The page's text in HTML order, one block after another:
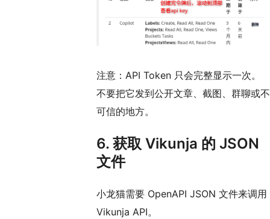
注意：API Token 只会完整显示一次。
不要把它发到公开文章、截图、群聊或不
可信的地方。
6. 获取 Vikunja 的 JSON
文件
小龙猫需要 OpenAPI JSON 文件来调用
Vikunja API。